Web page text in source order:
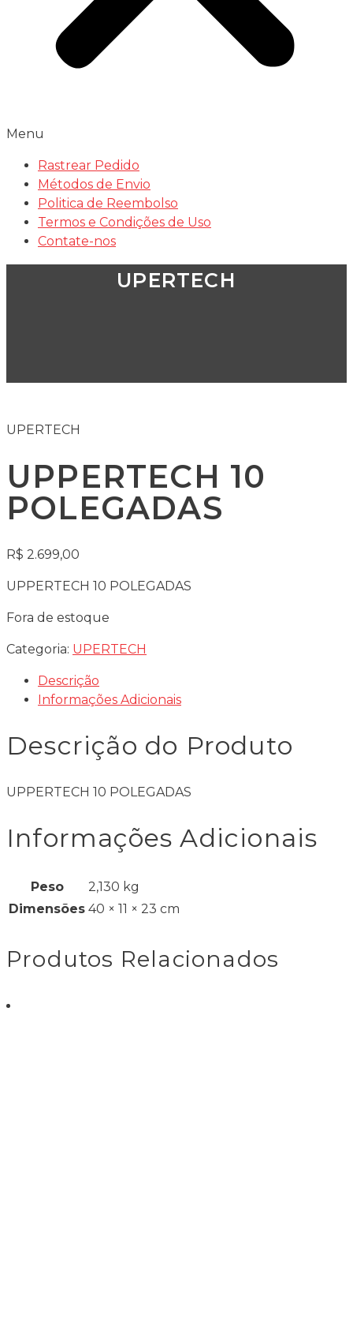
Menu
Rastrear Pedido
Métodos de Envio
Politica de Reembolso
Termos e Condições de Uso
Contate-nos
UPERTECH
UPERTECH
UPPERTECH 10
POLEGADAS
R$ 2.699,00
UPPERTECH 10 POLEGADAS
Fora de estoque
Categoria: UPERTECH
Descrição
Informações Adicionais
Descrição do Produto
UPPERTECH 10 POLEGADAS
Informações Adicionais
Peso
2,130 kg
Dimensões 40 × 11 × 23 cm
Produtos Relacionados